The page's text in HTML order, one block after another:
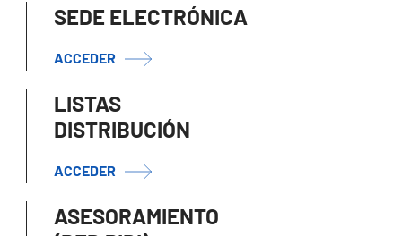
SEDE ELECTRÓNICA
ACCEDER
LISTAS
DISTRIBUCIÓN
ACCEDER
ASESORAMIENTO